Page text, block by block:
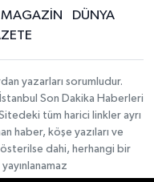
MAGAZİN
DÜNYA
yazarları sorumludur.
Son Dakika Haberleri
tüm harici linkler ayrı
haber, köşe yazıları ve
dahi, herhangi bir